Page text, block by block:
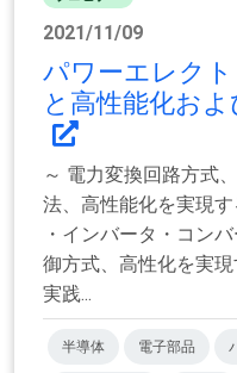
2021/11/09
パワーエレク
と高性能化お
～ 電力変換回路方式
法、高性能化を実現
・インバータ・コン
御方式、高性化を実
実践...
半導体 電子部品